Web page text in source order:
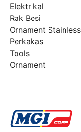
Elektrikal
Rak Besi
Ornament Stainless
Perkakas
Tools
Ornament